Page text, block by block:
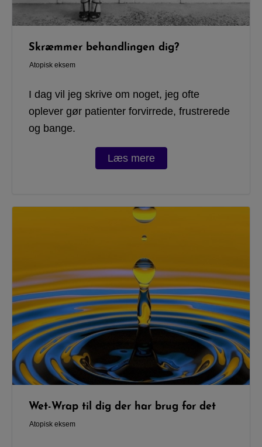
Skræmmer behandlingen dig?
Atopisk eksem
I dag vil jeg skrive om noget, jeg ofte
oplever gør patienter forvirrede, frustrerede
og bange.
Læs mere
Wet-Wrap til dig der har brug for det
Atopisk eksem